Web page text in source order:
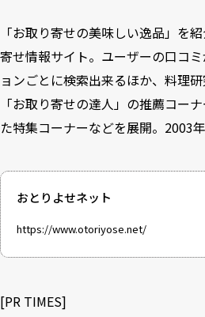
「お取り寄せの美味しい逸品」を
寄せ情報サイト。ユーザーの口コ
ョンごとに検索出来るほか、料理
「お取り寄せの達人」の推薦コー
た特集コーナーなどを展開。2003
おとりよせネット
https://www.otoriyose.net/
[PR TIMES]